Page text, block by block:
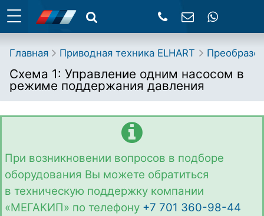
Главная Приводная техника ELHART
Схема 1: Управление одним насосом в
режиме поддержания давления
При возникновении вопросов в подборе
оборудования Вы можете обратиться
в техническую поддержку компании
«МЕГАКИП» по телефону +7 701 360-98-44